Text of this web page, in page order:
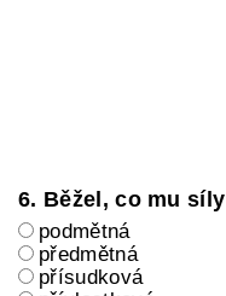
6. Běžel, co mu
podmětná
předmětná
přísudková